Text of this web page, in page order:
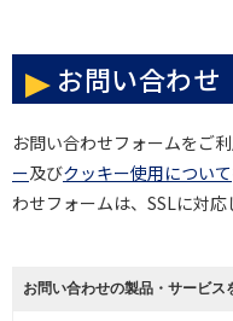
お問い合わせ
お問い合わせフォームをご
ー及びクッキー使用について
わせフォームは、SSLに対応
お問い合わせの製品・サービス